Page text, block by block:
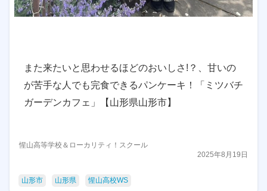
また来たいと思わせるほどのおいしさ!？、甘いの
が苦手な人でも完食できるパンケーキ！「ミツバチ
ガーデンカフェ」【山形県山形市】
惺山高等学校＆ローカリティ！スクール
2025年8月19日
山形市 山形県 惺山高校WS